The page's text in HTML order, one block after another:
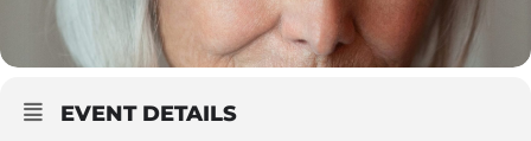
EVENT DETAILS